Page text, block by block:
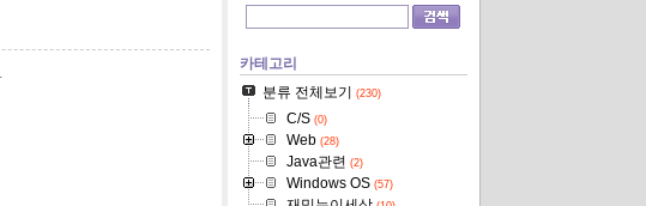
카테고리
분류 전체보기
(230)
C/S(0)
Web(28)
Java관련 (2)
Windows OS(57)